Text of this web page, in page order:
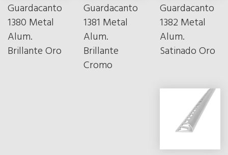
Guardacanto
1380 Metal
Alum.
Brillante Oro
Guardacanto
1381 Metal
Alum.
Brillante
Cromo
Guardacanto
1382 Metal
Alum.
Satinado Oro